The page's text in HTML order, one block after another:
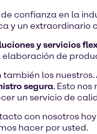
de confianza en la
y un
y servicios
de
también los
segura. Esto
un servicio de
con nosotros
hacer por usted.